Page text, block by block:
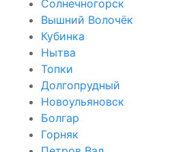
Солнечногорск
Вышний Волочёк
Кубинка
Нытва
Топки
Долгопрудный
Новоульяновск
Болгар
Горняк